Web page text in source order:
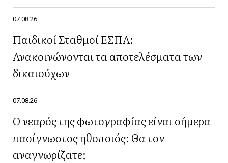
07.08.26
Παιδικοί Σταθμοί ΕΣΠΑ:
Ανακοινώνονται τα αποτελέσματα των
δικαιούχων
07.08.26
Ο νεαρός της φωτογραφίας είναι σήμερα
πασίγνωστος ηθοποιός: Θα τον
αναγνωρίζατε;